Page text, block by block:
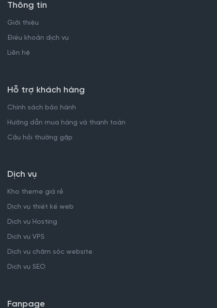
Thông tin
Giới thiệu
Điều khoản dịch vụ
Liên hệ
Hỗ trợ khách hàng
Chính sách bảo hành
Hướng dẫn mua hàng và thanh toán
Câu hỏi thường gặp
Dịch vụ
Kho theme giá rẻ
Dịch vụ thiết kế web
Dịch vụ Hosting
Dịch vụ VPS
Dịch vụ chăm sóc website
Dịch vụ SEO
Fanpage